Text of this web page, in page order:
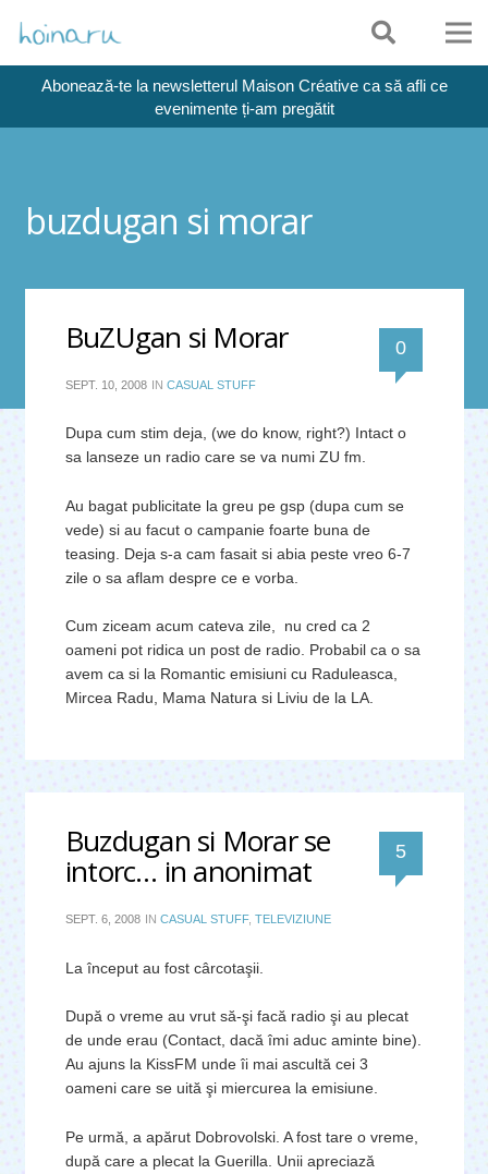
Abonează-te la newsletterul Maison Créative ca să afli ce
evenimente ți-am pregătit
buzdugan si morar
BuZUgan si Morar 0
SEPT. 10, 2008 IN CASUAL STUFF
Dupa cum stim deja, (we do know, right?) Intact o
sa lanseze un radio care se va numi ZU fm.
Au bagat publicitate la greu pe gsp (dupa cum se
vede) si au facut o campanie foarte buna de
teasing. Deja s-a cam fasait si abia peste vreo 6-7
zile o sa aflam despre ce e vorba.
Cum ziceam acum cateva zile, nu cred ca 2
oameni pot ridica un post de radio. Probabil ca o sa
avem ca si la Romantic emisiuni cu Raduleasca,
Mircea Radu, Mama Natura si Liviu de la LA.
Buzdugan si Morar se
intorc… in anonimat 5
SEPT. 6, 2008 IN CASUAL STUFF, TELEVIZIUNE
La început au fost cârcotaşii.
După o vreme au vrut să-şi facă radio şi au plecat
de unde erau (Contact, dacă îmi aduc aminte bine).
Au ajuns la KissFM unde îi mai ascultă cei 3
oameni care se uită şi miercurea la emisiune.
Pe urmă, a apărut Dobrovolski. A fost tare o vreme,
după care a plecat la Guerilla. Unii apreciază